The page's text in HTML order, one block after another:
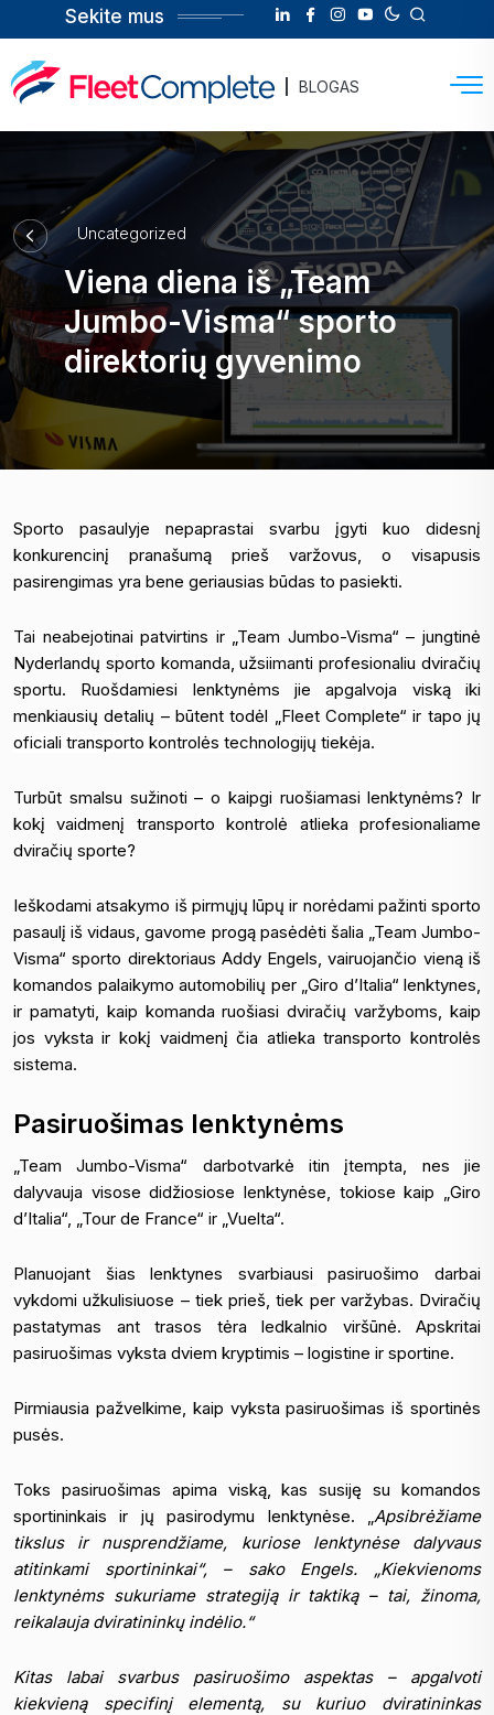
Sekite mus
BLOGAS
Uncategorized
Viena diena iš „Team
Jumbo-Visma“ sporto
direktorių gyvenimo
Sporto pasaulyje nepaprastai svarbu įgyti kuo didesnį
konkurencinį pranašumą prieš varžovus, o visapusis
pasirengimas yra bene geriausias būdas to pasiekti.
Tai neabejotinai patvirtins ir „Team Jumbo-Visma“ – jungtinė
Nyderlandų sporto komanda, užsiimanti profesionaliu dviračių
sportu. Ruošdamiesi lenktynėms jie apgalvoja viską iki
menkiausių detalių – būtent todėl „Fleet Complete“ ir tapo jų
oficiali transporto kontrolės technologijų tiekėja.
Turbūt smalsu sužinoti – o kaipgi ruošiamasi lenktynėms? Ir
kokį vaidmenį transporto kontrolė atlieka profesionaliame
dviračių sporte?
Ieškodami atsakymo iš pirmųjų lūpų ir norėdami pažinti sporto
pasaulį iš vidaus, gavome progą pasėdėti šalia „Team Jumbo-
Visma“ sporto direktoriaus Addy Engels, vairuojančio vieną iš
komandos palaikymo automobilių per „Giro d’Italia“ lenktynes,
ir pamatyti, kaip komanda ruošiasi dviračių varžyboms, kaip
jos vyksta ir kokį vaidmenį čia atlieka transporto kontrolės
sistema.
Pasiruošimas lenktynėms
„Team Jumbo-Visma“ darbotvarkė itin įtempta, nes jie
dalyvauja visose didžiosiose lenktynėse, tokiose kaip „Giro
d’Italia“, „Tour de France“ ir „Vuelta“.
Planuojant šias lenktynes svarbiausi pasiruošimo darbai
vykdomi užkulisiuose – tiek prieš, tiek per varžybas. Dviračių
pastatymas ant trasos tėra ledkalnio viršūnė. Apskritai
pasiruošimas vyksta dviem kryptimis – logistine ir sportine.
Pirmiausia pažvelkime, kaip vyksta pasiruošimas iš sportinės
pusės.
Toks pasiruošimas apima viską, kas susiję su komandos
sportininkais ir jų pasirodymu lenktynėse. „Apsibrėžiame
tikslus ir nusprendžiame, kuriose lenktynėse dalyvaus
atitinkami sportininkai“, – sako Engels. „Kiekvienoms
lenktynėms sukuriame strategiją ir taktiką – tai, žinoma,
reikalauja dviratininkų indėlio.“
Kitas labai svarbus pasiruošimo aspektas – apgalvoti
kiekvieną specifinį elementą, su kuriuo dviratininkas